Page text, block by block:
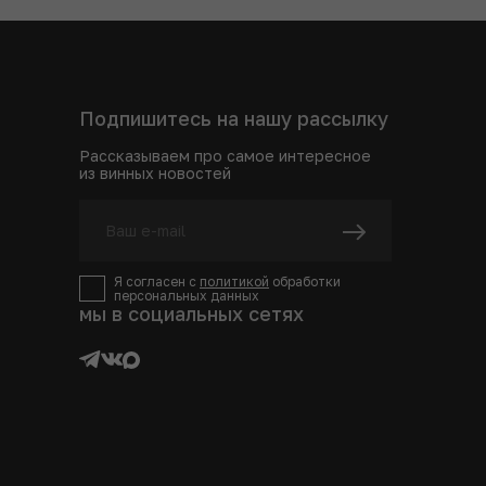
Подпишитесь на нашу рассылку
Рассказываем про самое интересное
из винных новостей
Я согласен с политикой обработки
персональных данных
мы в социальных сетях